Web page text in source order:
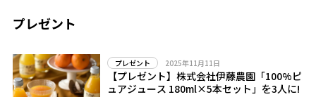
プレゼント
プレゼント 2025年11月11日
【プレゼント】株式会社伊藤農園「100%ピ
ュアジュース 180ml×5本セット」を3人に!